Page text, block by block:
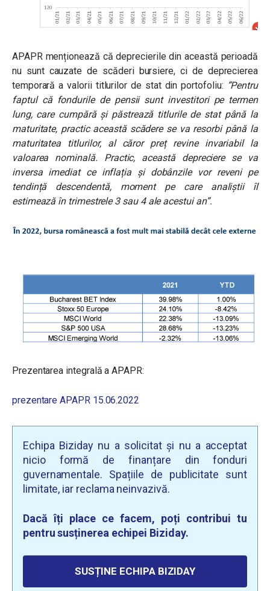
APAPR menționează că deprecierile din această perioadă
nu sunt cauzate de scăderi bursiere, ci de deprecierea
temporară a valorii titlurilor de stat din portofoliu: ”Pentru
faptul că fondurile de pensii sunt investitori pe termen
lung, care cumpără și păstrează titlurile de stat până la
maturitate, practic această scădere se va resorbi până la
maturitatea titlurilor, al căror preț revine invariabil la
valoarea nominală. Practic, această depreciere se va
inversa imediat ce inflația și dobânzile vor reveni pe
tendință descendentă, moment pe care analiștii îl
estimează în trimestrele 3 sau 4 ale acestui an”.
Prezentarea integrală a APAPR:
prezentare APAPR 15.06.2022
Echipa Biziday nu a solicitat și nu a acceptat
nicio formă de finanțare din fonduri
guvernamentale. Spațiile de publicitate sunt
limitate, iar reclama neinvazivă.
Dacă îți place ce facem, poți contribui tu
pentru susținerea echipei Biziday.
SUSȚINE ECHIPA BIZIDAY